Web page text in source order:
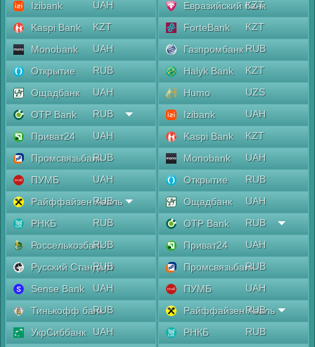
Izibank
UAH
Kaspi Bank
KZT
Monobank
UAH
Открытие
RUB
Ощадбанк
UAH
OTP Bank
RUB
Приват24
UAH
ПромсвязьбанкRUB
ПУМБ
UAH
Райффайзен Аваль
RUB
РНКБ
RUB
РоссельхозбанкRUB
Русский Стандарт
RUB
Sense Bank
UAH
Тинькофф банкRUB
УкрСиббанк
UAH
Евразийский банк
KZT
ForteBank
KZT
Газпромбанк RUB
Halyk Bank
KZT
Humo
UZS
Izibank
UAH
Kaspi Bank
KZT
Monobank
UAH
Открытие
RUB
Ощадбанк
UAH
OTP Bank
RUB
Приват24
UAH
ПромсвязьбанкRUB
ПУМБ
UAH
Райффайзен Аваль
RUB
РНКБ
RUB